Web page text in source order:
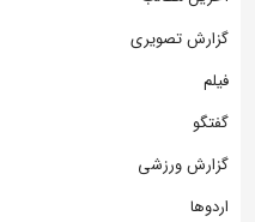
گزارش تصویری
فیلم
گفتگو
گزارش ورزشی
اردوها